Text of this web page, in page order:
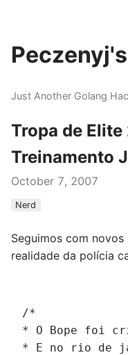
Just Another Golang
Tropa de Elite
Treinamento
October 7, 2007
Nerd
Seguimos com
realidade da polícia
/*
* O Bope foi
* E no rio de